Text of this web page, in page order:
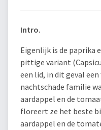
Intro.
Eigenlijk is de paprika
pittige variant
een lid, in dit geval
nachtschade familie
aardappel en de
floreert ze het beste
aardappel en de